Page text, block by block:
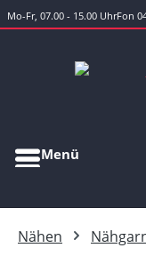
Zum Hauptinhalt
Mo-Fr, 07.00 - 15.00 UhrFon
Menü
Nähen